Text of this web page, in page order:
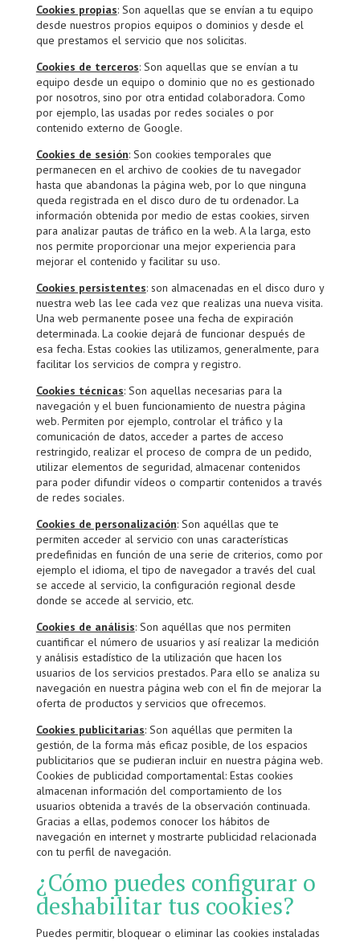
Cookies propias: Son aquellas que se envían a tu equipo
desde nuestros propios equipos o dominios y desde el
que prestamos el servicio que nos solicitas.
Cookies de terceros: Son aquellas que se envían a tu
equipo desde un equipo o dominio que no es gestionado
por nosotros, sino por otra entidad colaboradora. Como
por ejemplo, las usadas por redes sociales o por
contenido externo de Google.
Cookies de sesión: Son cookies temporales que
permanecen en el archivo de cookies de tu navegador
hasta que abandonas la página web, por lo que ninguna
queda registrada en el disco duro de tu ordenador. La
información obtenida por medio de estas cookies, sirven
para analizar pautas de tráfico en la web. A la larga, esto
nos permite proporcionar una mejor experiencia para
mejorar el contenido y facilitar su uso.
Cookies persistentes: son almacenadas en el disco duro y
nuestra web las lee cada vez que realizas una nueva visita.
Una web permanente posee una fecha de expiración
determinada. La cookie dejará de funcionar después de
esa fecha. Estas cookies las utilizamos, generalmente, para
facilitar los servicios de compra y registro.
Cookies técnicas: Son aquellas necesarias para la
navegación y el buen funcionamiento de nuestra página
web. Permiten por ejemplo, controlar el tráfico y la
comunicación de datos, acceder a partes de acceso
restringido, realizar el proceso de compra de un pedido,
utilizar elementos de seguridad, almacenar contenidos
para poder difundir vídeos o compartir contenidos a través
de redes sociales.
Cookies de personalización: Son aquéllas que te
permiten acceder al servicio con unas características
predefinidas en función de una serie de criterios, como por
ejemplo el idioma, el tipo de navegador a través del cual
se accede al servicio, la configuración regional desde
donde se accede al servicio, etc.
Cookies de análisis: Son aquéllas que nos permiten
cuantificar el número de usuarios y así realizar la medición
y análisis estadístico de la utilización que hacen los
usuarios de los servicios prestados. Para ello se analiza su
navegación en nuestra página web con el fin de mejorar la
oferta de productos y servicios que ofrecemos.
Cookies publicitarias: Son aquéllas que permiten la
gestión, de la forma más eficaz posible, de los espacios
publicitarios que se pudieran incluir en nuestra página web.
Cookies de publicidad comportamental: Estas cookies
almacenan información del comportamiento de los
usuarios obtenida a través de la observación continuada.
Gracias a ellas, podemos conocer los hábitos de
navegación en internet y mostrarte publicidad relacionada
con tu perfil de navegación.
¿Cómo puedes configurar o
deshabilitar tus cookies?
Puedes permitir, bloquear o eliminar las cookies instaladas